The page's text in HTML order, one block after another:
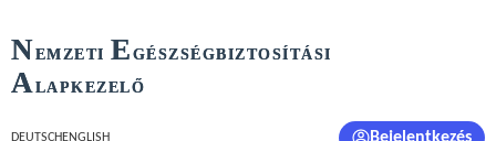
NEMZETI E GÉSZSÉGBIZTOSÍTÁSI
ALAPKEZELŐ
DEUTSCH ENGLISH